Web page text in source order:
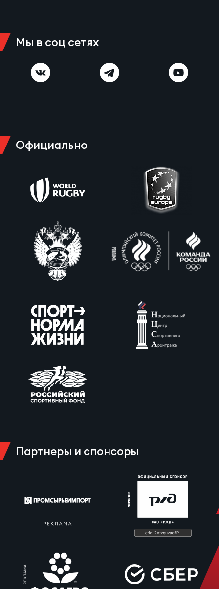
Мы в соц сетях
Официально
Партнеры и спонсоры